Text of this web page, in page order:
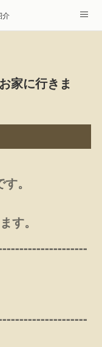
介
家に行きま
。
す。